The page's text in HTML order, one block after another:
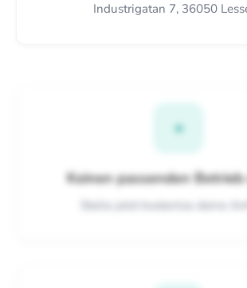
Industrigatan 7, 36050
+
Keinen passenden Betrieb
Stelle jetzt kostenlos deine